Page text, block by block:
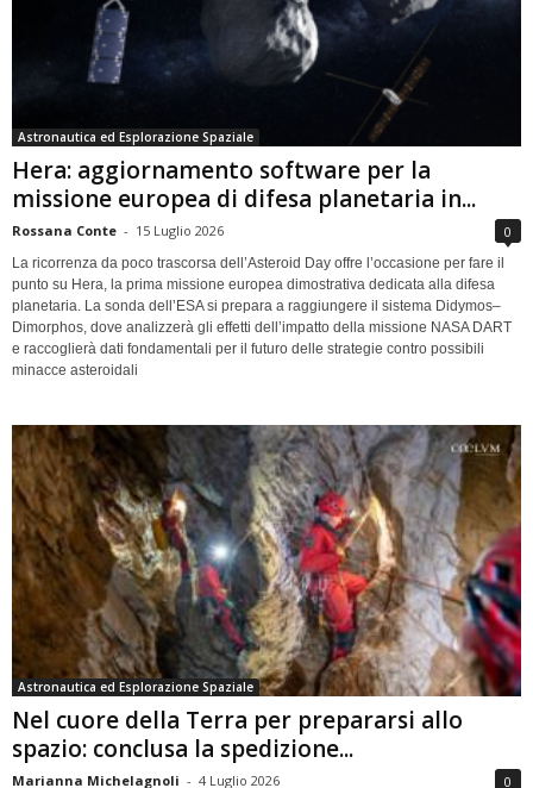
Astronautica ed Esplorazione Spaziale
Hera: aggiornamento software per la
missione europea di difesa planetaria in...
Rossana Conte - 15 Luglio 2026 0
La ricorrenza da poco trascorsa dell’Asteroid Day offre l’occasione per fare il
punto su Hera, la prima missione europea dimostrativa dedicata alla difesa
planetaria. La sonda dell’ESA si prepara a raggiungere il sistema Didymos–
Dimorphos, dove analizzerà gli effetti dell’impatto della missione NASA DART
e raccoglierà dati fondamentali per il futuro delle strategie contro possibili
minacce asteroidali
Astronautica ed Esplorazione Spaziale
Nel cuore della Terra per prepararsi allo
spazio: conclusa la spedizione...
Marianna Michelagnoli - 4 Luglio 2026 0